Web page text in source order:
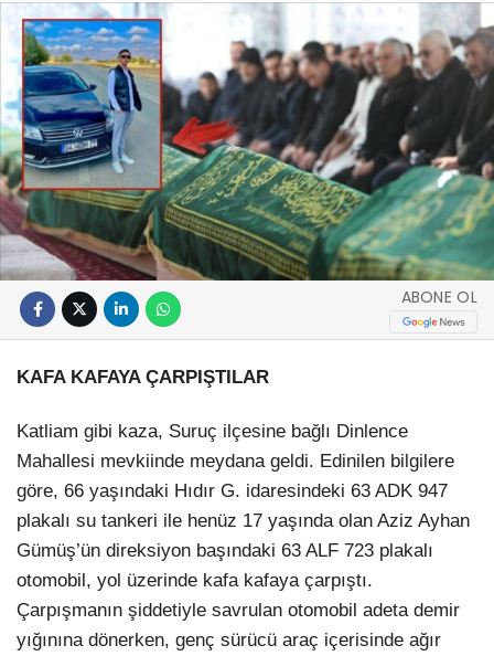
ABONE OL
KAFA KAFAYA ÇARPIŞTILAR
Katliam gibi kaza, Suruç ilçesine bağlı Dinlence
Mahallesi mevkiinde meydana geldi. Edinilen bilgilere
göre, 66 yaşındaki Hıdır G. idaresindeki 63 ADK 947
plakalı su tankeri ile henüz 17 yaşında olan Aziz Ayhan
Gümüş’ün direksiyon başındaki 63 ALF 723 plakalı
otomobil, yol üzerinde kafa kafaya çarpıştı.
Çarpışmanın şiddetiyle savrulan otomobil adeta demir
yığınına dönerken, genç sürücü araç içerisinde ağır